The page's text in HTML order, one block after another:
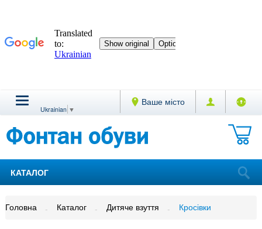
Ваше місто
Ukrainian ▼
КАТАЛОГ
Головна Каталог Дитяче взуття Кросівки